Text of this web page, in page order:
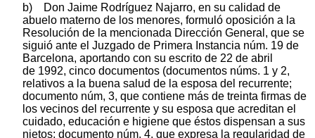
b) Don Jaime Rodríguez Najarro, en su calidad de
abuelo materno de los menores, formuló oposición a la
Resolución de la mencionada Dirección General, que se
siguió ante el Juzgado de Primera Instancia núm. 19 de
Barcelona, aportando con su escrito de 22 de abril
de 1992, cinco documentos (documentos núms. 1 y 2,
relativos a la buena salud de la esposa del recurrente;
documento núm, 3, que contiene más de treinta firmas de
los vecinos del recurrente y su esposa que acreditan el
cuidado, educación e higiene que éstos dispensan a sus
nietos; documento núm. 4, que expresa la regularidad de